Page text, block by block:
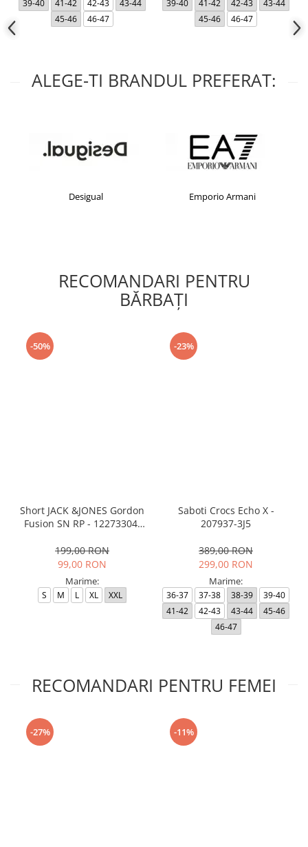
39-40 41-42 42-43
43-44
45-46
46-47
39-40 41-42 42-43
43-44
45-46
46-47
ALEGE-TI BRANDUL PREFERAT:
Desigual Emporio Armani
RECOMANDARI PENTRU
BĂRBAŢI
-50%
Short JACK &JONES Gordon
Fusion SN RP - 12273304-
199,00 RON
99,00 RON
Marime:
S M L XL XXL
-23%
Saboti Crocs Echo X -
207937-3J5
389,00 RON
299,00 RON
Marime:
36-37 37-38 38-39
39-40
41-42
42-43 43-44
45-46
46-47
RECOMANDARI PENTRU FEMEI
-27% -11%